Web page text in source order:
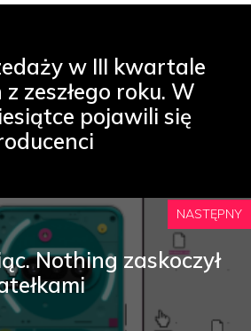
w III kwartale
zeszłego roku. W
pojawili się
NASTĘPNY
Nothing zaskoczył